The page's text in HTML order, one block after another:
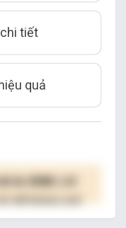
tiết
quả
từ 250K )